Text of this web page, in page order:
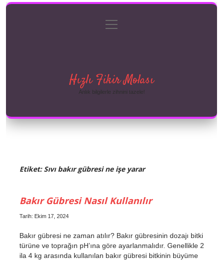
Gizlilik Politikası
menüyü
aç
Hızlı Fikir Molası
Anlık bilgilerle zihnini tazele!
Etiket: Sıvı bakır gübresi ne işe yarar
Bakır Gübresi Nasıl Kullanılır
Tarih: Ekim 17, 2024
Bakır gübresi ne zaman atılır? Bakır gübresinin dozajı bitki
türüne ve toprağın pH’ına göre ayarlanmalıdır. Genellikle 2
ila 4 kg arasında kullanılan bakır gübresi bitkinin büyüme